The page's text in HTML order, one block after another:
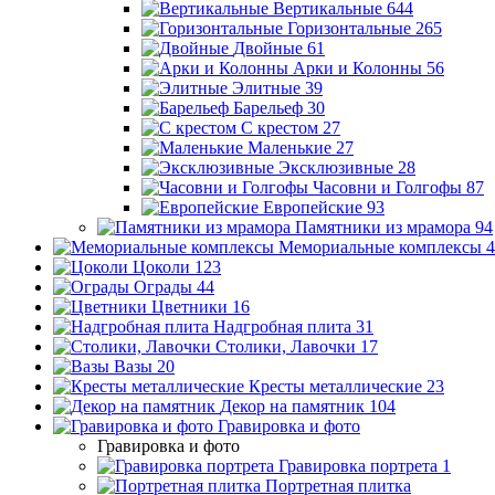
Вертикальные 644
Горизонтальные 265
Двойные 61
Арки и Колонны 56
Элитные 39
Барельеф 30
С крестом 27
Маленькие 27
Эксклюзивные 28
Часовни и Голгофы 87
Европейские 93
Памятники из мрамора 94
Мемориальные комплексы
Цоколи 123
Ограды 44
Цветники 16
Надгробная плита 31
Столики, Лавочки 17
Вазы 20
Кресты металлические 23
Декор на памятник 104
Гравировка и фото
Гравировка и фото
Гравировка портрета 1
Портретная плитка